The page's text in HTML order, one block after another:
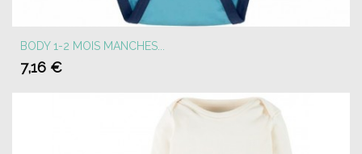
BODY 1-2 MOIS MANCHES...
7,16 €